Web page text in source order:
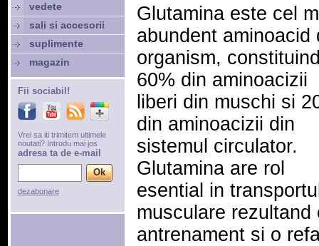
Glutamina este cel
abundent aminoacid
organism,
60% din aminoacizii
liberi din muschi si
din aminoacizii din
sistemul circulator.
Glutamina are rol
esential in
musculare
antrenament si o
vedete
sali si accesorii
suplimente
magazin
Fii sociabil!
Vrei sa iti trimitem ultimele
noutati? Introdu mai jos
adresa ta de e-mail
dezabonare